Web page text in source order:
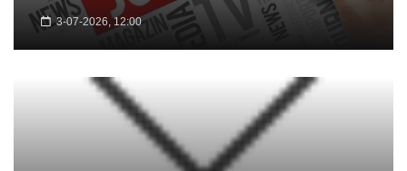
3-07-2026, 12:00